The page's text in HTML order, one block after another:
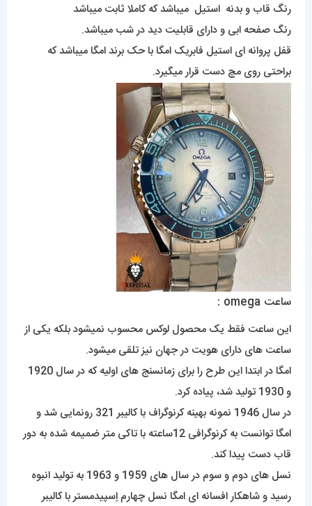
رنگ قاب و بدنه استیل میباشد که کاملا ثابت میباشد
رنگ صفحه ابی و دارای قابلیت دید در شب میباشد.
قفل پروانه ای استیل فابریک امگا با حک برند امگا میباشد که
براحتی روی مچ دست قرار میگیرد.
ساعت omega :
این ساعت فقط یک محصول لوکس محسوب نمیشود بلکه یکی از
ساعت های دارای هویت در جهان نیز تلقی میشود.
امگا در ابتدا این طرح را برای زمانسنج های اولیه که در سال 1920
و 1930 تولید شد، پیاده کرد.
در سال 1946 نمونه بهینه کرنوگراف با کالیبر 321 رونمایی شد و
امگا توانست به کرنوگرافی 12ساعته با تاکی متر ضمیمه شده به دور
قاب دست پیدا کند.
نسل های دوم و سوم در سال های 1959 و 1963 به تولید انبوه
رسید و شاهکار افسانه ای امگا نسل چهارم اِسپیدمستر با کالیبر